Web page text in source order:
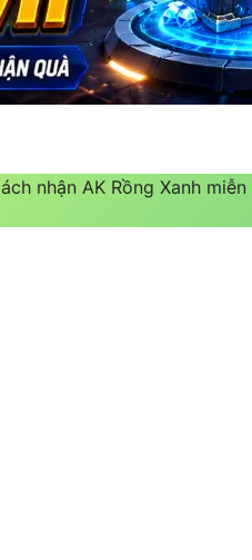
nhận AK Rồng Xanh